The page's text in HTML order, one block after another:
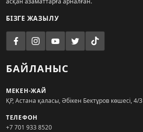
БІЗГЕ ЖАЗЫЛУ
БАЙЛАНЫС
МЕКЕН-ЖАЙ
ҚР, Астана қаласы, Әбікен Бектұров көшесі, 4/3
ТЕЛЕФОН
+7 701 933 8520